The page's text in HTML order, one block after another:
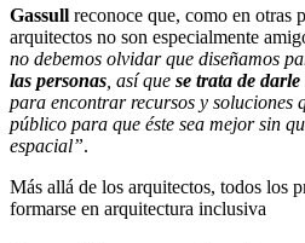
Gassull reconoce que, como en otras
arquitectos no son especialmente
no debemos olvidar que diseñamos
las personas , así que se trata de
para encontrar recursos y soluciones
público para que éste sea mejor sin
espacial”.
Más allá de los arquitectos, todos los
formarse en arquitectura inclusiva